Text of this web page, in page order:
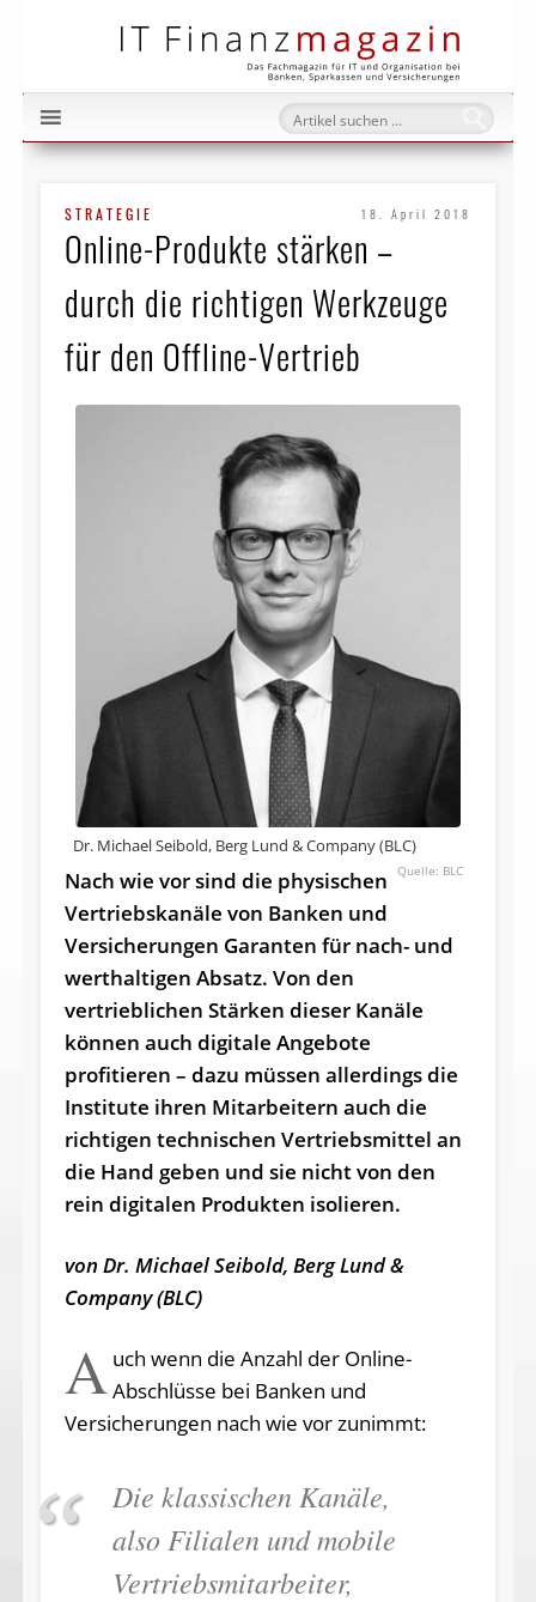
STRATEGIE 18. April 2018
Online-Produkte stärken –
durch die richtigen Werkzeuge
für den Offline-Vertrieb
Dr. Michael Seibold, Berg Lund & Company (BLC)
BLC
Nach wie vor sind die physischen
Vertriebskanäle von Banken und
Versicherungen Garanten für nach- und
werthaltigen Absatz. Von den
vertrieblichen Stärken dieser Kanäle
können auch digitale Angebote
profitieren – dazu müssen allerdings die
Institute ihren Mitarbeitern auch die
richtigen technischen Vertriebsmittel an
die Hand geben und sie nicht von den
rein digitalen Produkten isolieren.
von Dr. Michael Seibold, Berg Lund &
Company (BLC)
A uch wenn die Anzahl der Online-
Abschlüsse bei Banken und
Versicherungen nach wie vor zunimmt:
Die klassischen Kanäle,
also Filialen und mobile
Vertriebsmitarbeiter,